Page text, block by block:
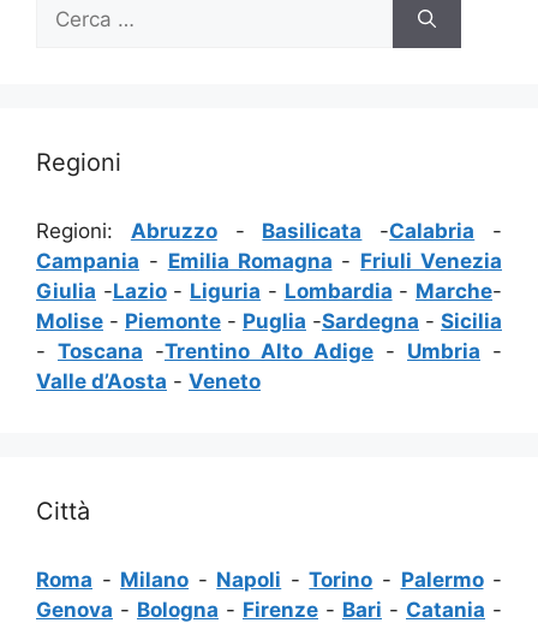
per:
Regioni
Regioni: Abruzzo- Basilicata -Calabria -
Campania - Emilia Romagna - Friuli Venezia
Giulia -Lazio- Liguria - Lombardia - Marche-
Molise - Piemonte - Puglia -Sardegna - Sicilia
- Toscana -Trentino Alto Adige - Umbria -
Valle d’Aosta - Veneto
Città
Roma - Milano - Napoli -Torino - Palermo-
Genova - Bologna - Firenze - Bari - Catania -